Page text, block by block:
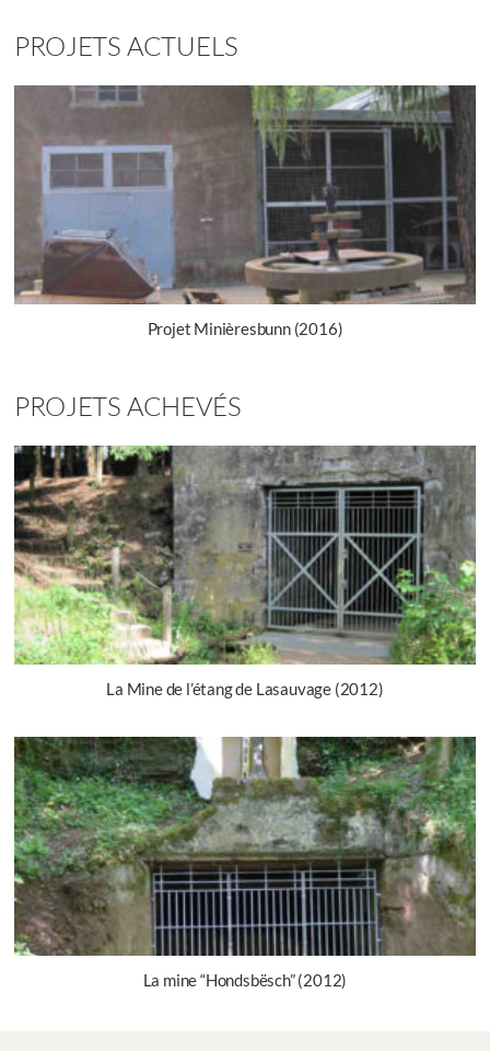
PROJETS ACTUELS
Projet Minièresbunn (2016)
PROJETS ACHEVÉS
La Mine de l’étang de Lasauvage (2012)
La mine “Hondsbësch” (2012)